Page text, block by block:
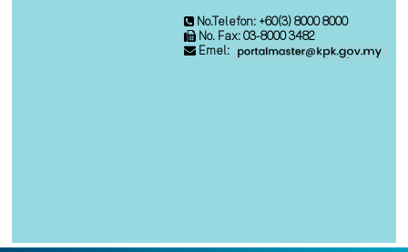
No.Telefon: +60(3) 8000 8000
No. Fax: 03-8000 3482
Emel: